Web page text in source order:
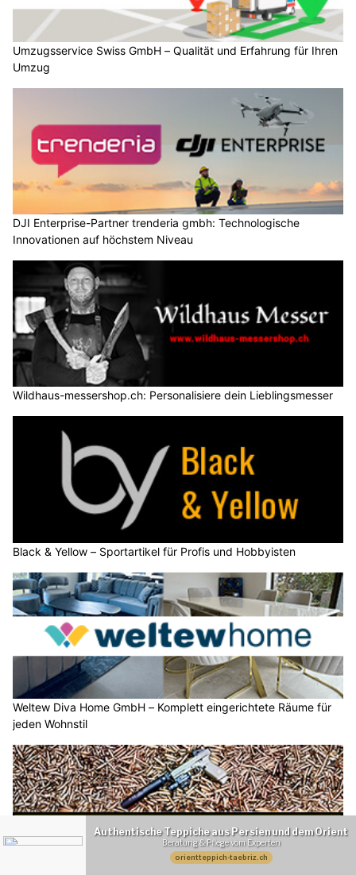
Umzugsservice Swiss GmbH – Qualität und Erfahrung für Ihren
Umzug
DJI Enterprise-Partner trenderia gmbh: Technologische
Innovationen auf höchstem Niveau
Wildhaus-messershop.ch: Personalisiere dein Lieblingsmesser
Black & Yellow – Sportartikel für Profis und Hobbyisten
Weltew Diva Home GmbH – Komplett eingerichtete Räume für
jeden Wohnstil